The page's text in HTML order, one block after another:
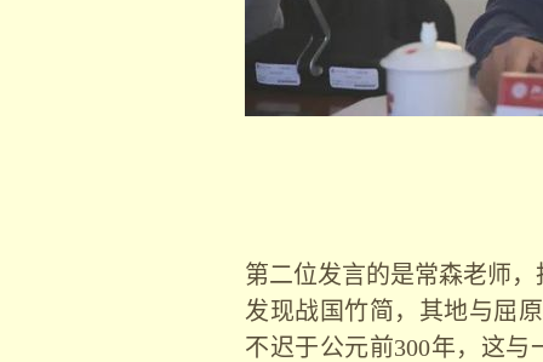
第二位发言的是常森老师
发现战国竹简，其地与屈
不迟于公元前300年，这与